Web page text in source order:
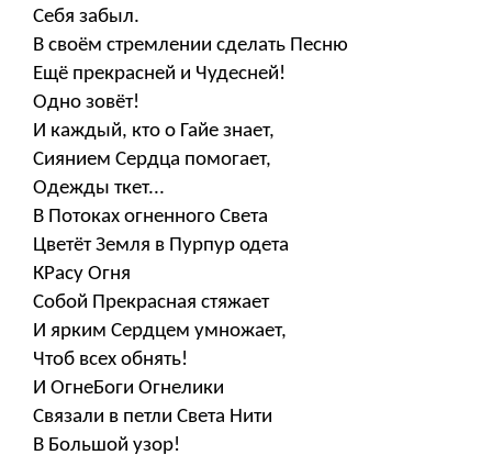
Себя забыл.
В своём стремлении сделать Песню
Ещё прекрасней и Чудесней!
Одно зовёт!
И каждый, кто о Гайе знает,
Сиянием Сердца помогает,
Одежды ткет...
В Потоках огненного Света
Цветёт Земля в Пурпур одета
КРасу Огня
Собой Прекрасная стяжает
И ярким Сердцем умножает,
Чтоб всех обнять!
И ОгнеБоги Огнелики
Связали в петли Света Нити
В Большой узор!